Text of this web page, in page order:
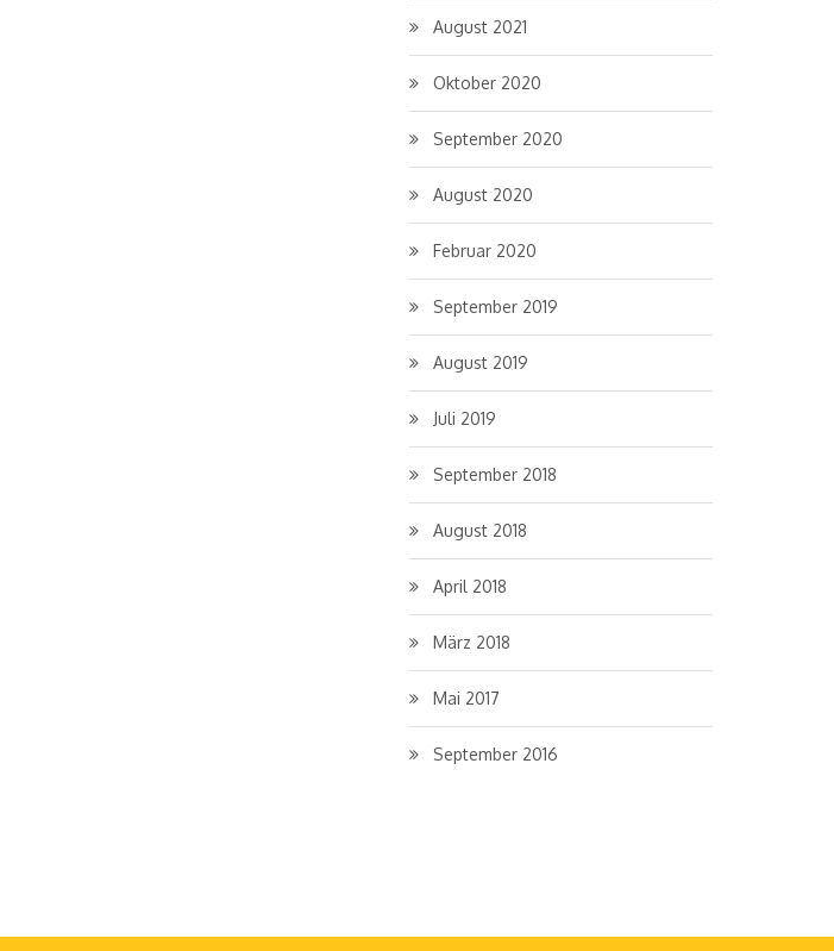
August 2021
Oktober 2020
September 2020
August 2020
Februar 2020
September 2019
August 2019
Juli 2019
September 2018
August 2018
April 2018
März 2018
Mai 2017
September 2016